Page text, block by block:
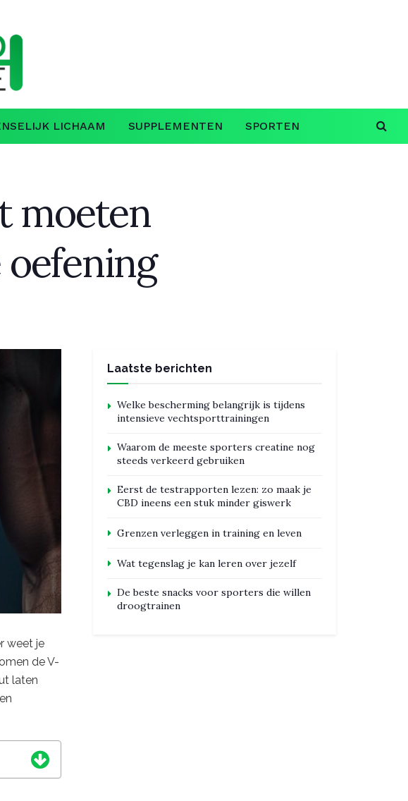
LICHAAM SUPPLEMENTEN SPORTEN
moeten
weet je
de V-
laten
Laatste berichten
Welke bescherming belangrijk is tijdens
intensieve vechtsporttrainingen
Waarom de meeste sporters creatine nog
steeds verkeerd gebruiken
Eerst de testrapporten lezen: zo maak je
CBD ineens een stuk minder giswerk
Grenzen verleggen in training en leven
Wat tegenslag je kan leren over jezelf
De beste snacks voor sporters die willen
droogtrainen